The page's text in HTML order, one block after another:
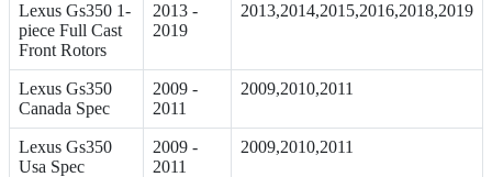
Lexus Gs350 1-
piece Full Cast
Front Rotors
2013 -
2019
2013,2014,2015,2016,2018,2019
Lexus Gs350
Canada Spec
2009 -
2011
2009,2010,2011
Lexus Gs350
Usa Spec
2009 -
2011
2009,2010,2011